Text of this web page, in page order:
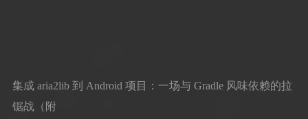
集成 aria2lib 到 Android 项目：一场与 Gradle 风味依赖的拉
锯战（附